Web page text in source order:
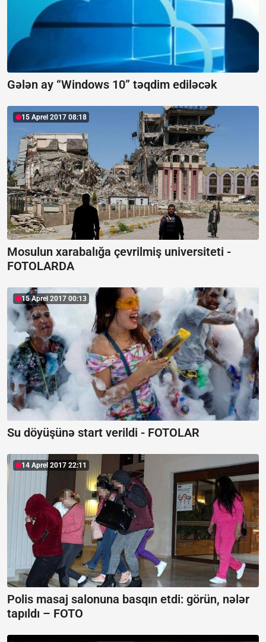
Gələn ay “Windows 10” təqdim ediləcək
15 Aprel 2017 08:18
Mosulun xarabalığa çevrilmiş universiteti -
FOTOLARDA
15 Aprel 2017 00:13
Su döyüşünə start verildi - FOTOLAR
14 Aprel 2017 22:11
Polis masaj salonuna basqın etdi: görün, nələr
tapıldı – FOTO